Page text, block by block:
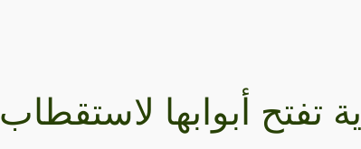
تفتح أبوابها لاستقطاب